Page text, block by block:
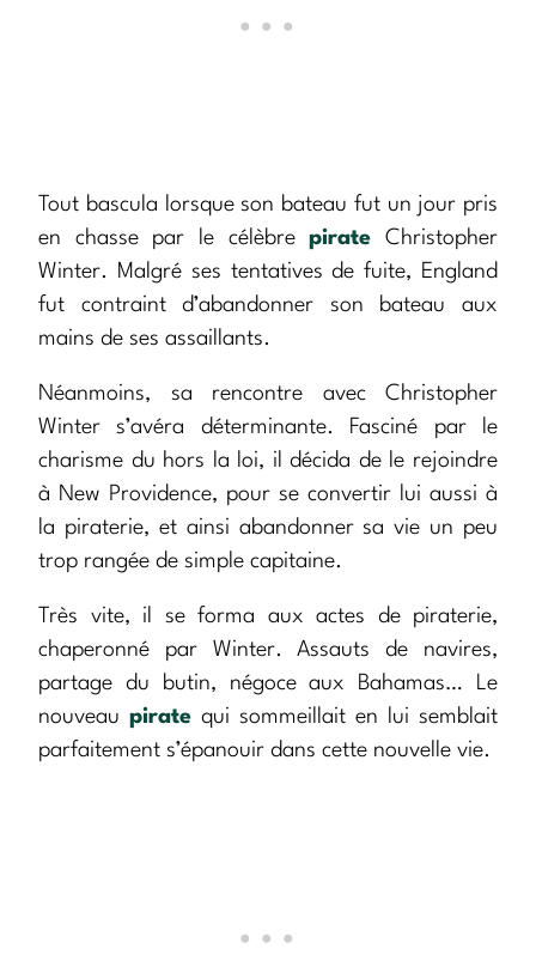
Tout bascula lorsque son bateau fut un jour pris
en chasse par le célèbrepirate Christopher
Winter. Malgré ses tentatives de fuite, England
fut contraint d’abandonner son bateau aux
mains de ses assaillants.
Néanmoins, sa rencontre avec Christopher
Winter s’avéra déterminante. Fasciné par le
charisme du hors la loi, il décida de le rejoindre
à New Providence, pour se convertir lui aussi à
la piraterie, et ainsi abandonner sa vie un peu
trop rangée de simple capitaine.
Très vite, il se forma aux actes de piraterie,
chaperonné par Winter. Assauts de navires,
partage du butin, négoce aux Bahamas… Le
nouveau pirate qui sommeillait en lui semblait
parfaitement s’épanouir dans cette nouvelle vie.